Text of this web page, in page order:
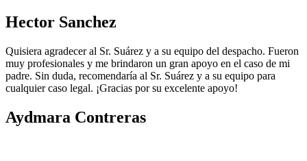
Hector Sanchez
Quisiera agradecer al Sr. Suárez y a su equipo del despacho. Fueron
muy profesionales y me brindaron un gran apoyo en el caso de mi
padre. Sin duda, recomendaría al Sr. Suárez y a su equipo para
cualquier caso legal. ¡Gracias por su excelente apoyo!
Aydmara Contreras